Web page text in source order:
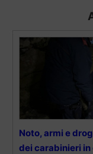
Noto, armi e
dei carabinieri in